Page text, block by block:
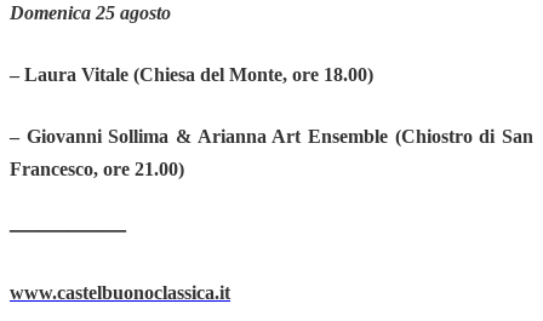
Domenica 25 agosto
– Laura Vitale (Chiesa del Monte, ore 18.00)
– Giovanni Sollima & Arianna Art Ensemble (Chiostro di San
Francesco, ore 21.00)
————
www.castelbuonoclassica.it